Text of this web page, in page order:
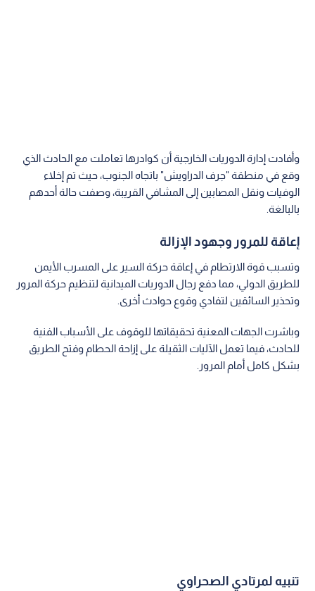
وأفادت إدارة الدوريات الخارجية أن كوادرها تعاملت مع الحادث الذي
وقع في منطقة "جرف الدراويش" باتجاه الجنوب، حيث تم إخلاء
الوفيات ونقل المصابين إلى المشافي القريبة، وصفت حالة أحدهم
بالبالغة.
إعاقة للمرور وجهود الإزالة
وتسبب قوة الارتطام في إعاقة حركة السير على المسرب الأيمن
للطريق الدولي، مما دفع رجال الدوريات الميدانية لتنظيم حركة المرور
وتحذير السائقين لتفادي وقوع حوادث أخرى.
وباشرت الجهات المعنية تحقيقاتها للوقوف على الأسباب الفنية
للحادث، فيما تعمل الآليات الثقيلة على إزاحة الحطام وفتح الطريق
بشكل كامل أمام المرور.
تنبيه لمرتادي الصحراوي